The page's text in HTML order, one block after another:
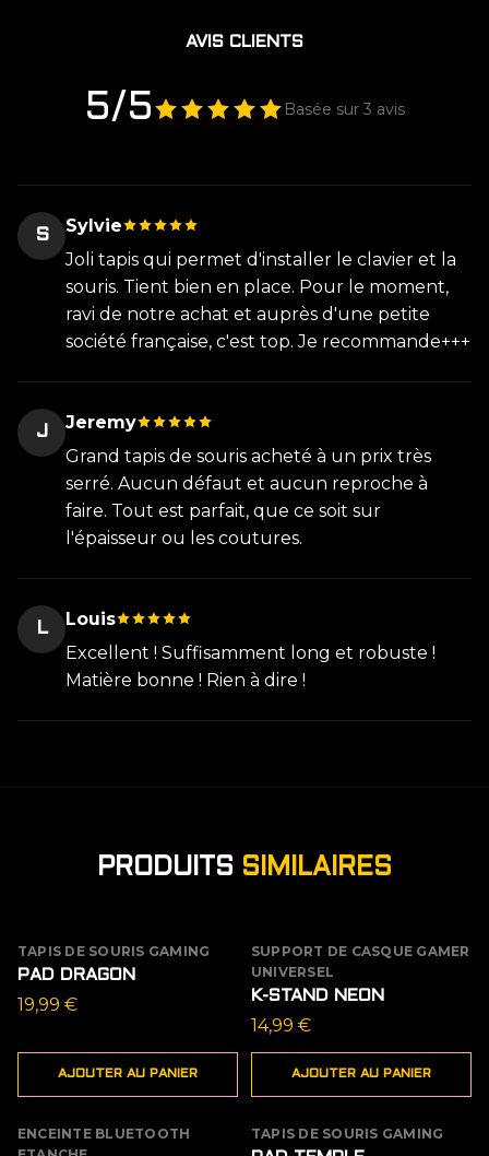
AVIS CLIENTS
5/5 Basée sur 3 avis
S
Sylvie
Joli tapis qui permet d'installer le clavier et la
souris. Tient bien en place. Pour le moment,
ravi de notre achat et auprès d'une petite
société française, c'est top. Je recommande+++
J
Jeremy
Grand tapis de souris acheté à un prix très
serré. Aucun défaut et aucun reproche à
faire. Tout est parfait, que ce soit sur
l'épaisseur ou les coutures.
L
Louis
Excellent ! Suffisamment long et robuste !
Matière bonne ! Rien à dire !
PRODUITS SIMILAIRES
TAPIS DE SOURIS GAMING
PAD DRAGON
19,99 €
AJOUTER AU PANIER
SUPPORT DE CASQUE GAMER
UNIVERSEL
K-STAND NEON
14,99 €
AJOUTER AU PANIER
ÉPUISÉ
ENCEINTE BLUETOOTH
TAPIS DE SOURIS GAMING